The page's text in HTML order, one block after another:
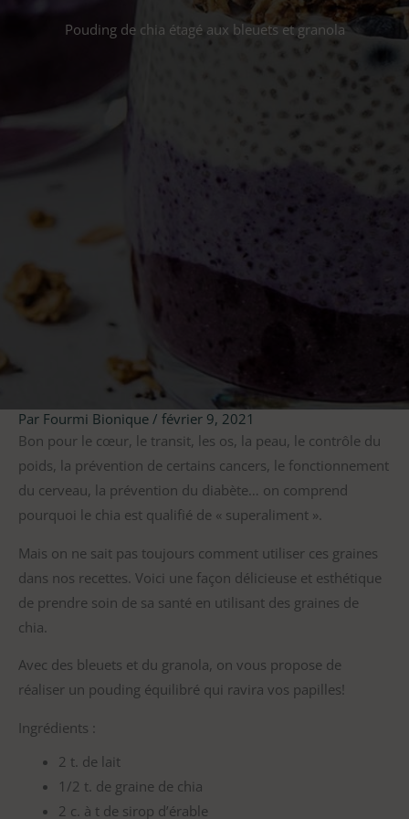
Pouding de chia étagé aux bleuets et granola
Par Fourmi Bionique / février 9, 2021
Bon pour le cœur, le transit, les os, la peau, le contrôle du
poids, la prévention de certains cancers, le fonctionnement
du cerveau, la prévention du diabète… on comprend
pourquoi le chia est qualifié de « superaliment ».
Mais on ne sait pas toujours comment utiliser ces graines
dans nos recettes. Voici une façon délicieuse et esthétique
de prendre soin de sa santé en utilisant des graines de
chia.
Avec des bleuets et du granola, on vous propose de
réaliser un pouding équilibré qui ravira vos papilles!
Ingrédients :
2 t. de lait
1/2 t. de graine de chia
2 c. à t de sirop d’érable